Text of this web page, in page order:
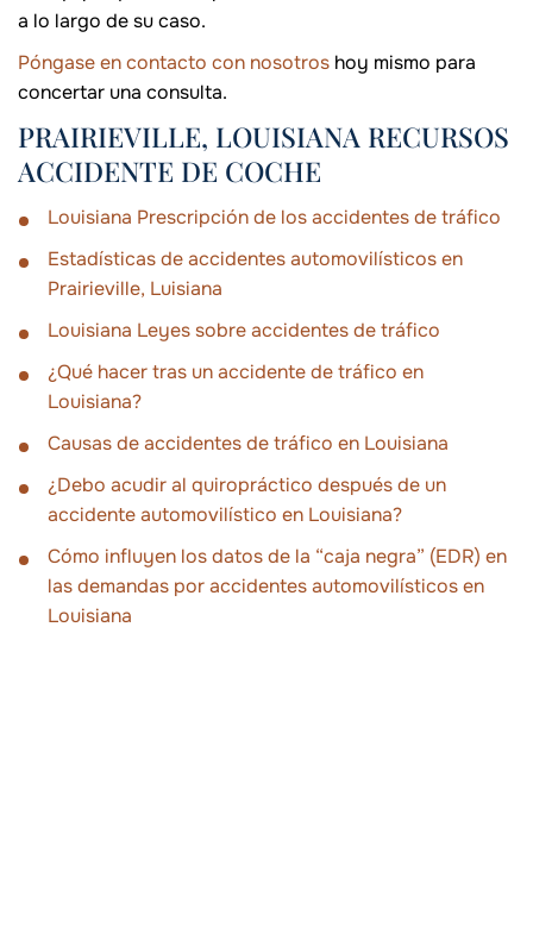
a lo largo de su caso.
Póngase en contacto con nosotros hoy mismo para
concertar una consulta.
PRAIRIEVILLE, LOUISIANA RECURSOS
ACCIDENTE DE COCHE
Louisiana Prescripción de los accidentes de tráfico
Estadísticas de accidentes automovilísticos en
Prairieville, Luisiana
Louisiana Leyes sobre accidentes de tráfico
¿Qué hacer tras un accidente de tráfico en
Louisiana?
Causas de accidentes de tráfico en Louisiana
¿Debo acudir al quiropráctico después de un
accidente automovilístico en Louisiana?
Cómo influyen los datos de la “caja negra” (EDR) en
las demandas por accidentes automovilísticos en
Louisiana